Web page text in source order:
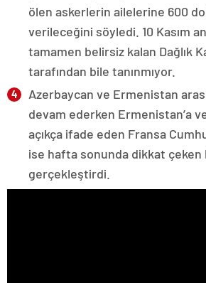
ölen askerlerin ailelerine 600
verileceğini söyledi. 10 Kasım
tamamen belirsiz kalan Dağlık
tarafından bile tanınmıyor.
Azerbaycan ve Ermenistan
devam ederken Ermenistan’a
açıkça ifade eden Fransa
ise hafta sonunda dikkat çeken
gerçekleştirdi.